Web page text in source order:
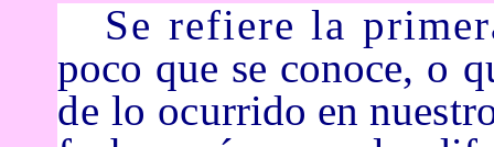
Se refiere la
poco que se conoce, o
de lo ocurrido en